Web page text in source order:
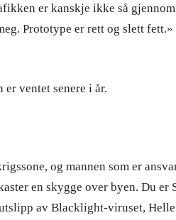
er kanskje ikke så
Prototype er rett og slett fett.»
ventet senere i år.
og mannen som er
en skygge over byen. Du er
av Blacklight-viruset,